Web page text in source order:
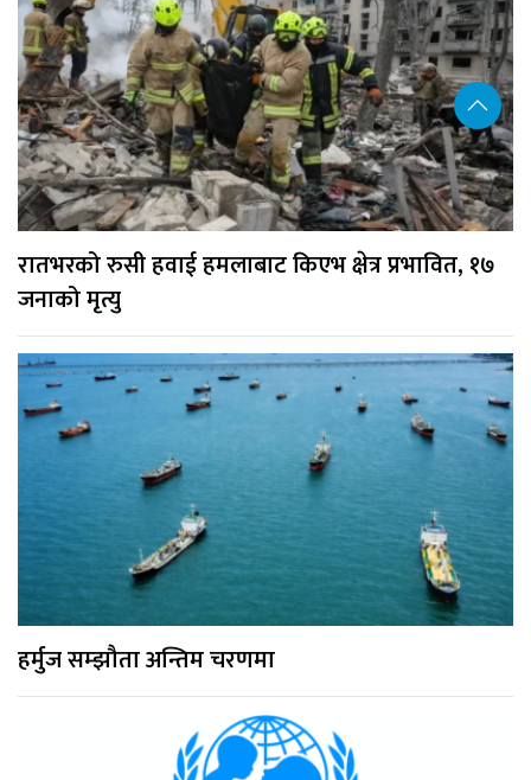
रातभरको रुसी हवाई हमलाबाट किएभ क्षेत्र प्रभावित, १७
जनाको मृत्यु
हर्मुज सम्झौता अन्तिम चरणमा